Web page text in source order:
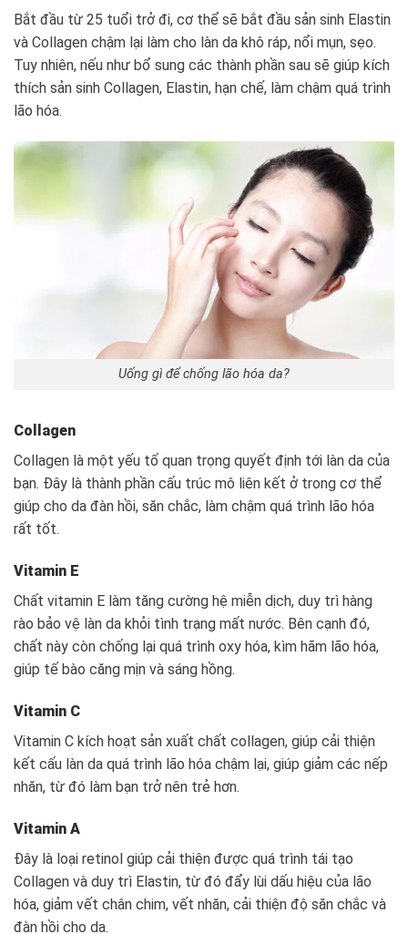
Bắt đầu từ 25 tuổi trở đi, cơ thể sẽ bắt đầu sản sinh Elastin
và Collagen chậm lại làm cho làn da khô ráp, nổi mụn, sẹo.
Tuy nhiên, nếu như bổ sung các thành phần sau sẽ giúp kích
thích sản sinh Collagen, Elastin, hạn chế, làm chậm quá trình
lão hóa.
Uống gì để chống lão hóa da?
Collagen
Collagen là một yếu tố quan trọng quyết định tới làn da của
bạn. Đây là thành phần cấu trúc mô liên kết ở trong cơ thể
giúp cho da đàn hồi, săn chắc, làm chậm quá trình lão hóa
rất tốt.
Vitamin E
Chất vitamin E làm tăng cường hệ miễn dịch, duy trì hàng
rào bảo vệ làn da khỏi tình trạng mất nước. Bên cạnh đó,
chất này còn chống lại quá trình oxy hóa, kìm hãm lão hóa,
giúp tế bào căng mịn và sáng hồng.
Vitamin C
Vitamin C kích hoạt sản xuất chất collagen, giúp cải thiện
kết cấu làn da quá trình lão hóa chậm lại, giúp giảm các nếp
nhăn, từ đó làm bạn trở nên trẻ hơn.
Vitamin A
Đây là loại retinol giúp cải thiện được quá trình tái tạo
Collagen và duy trì Elastin, từ đó đẩy lùi dấu hiệu của lão
hóa, giảm vết chân chim, vết nhăn, cải thiện độ săn chắc và
đàn hồi cho da.